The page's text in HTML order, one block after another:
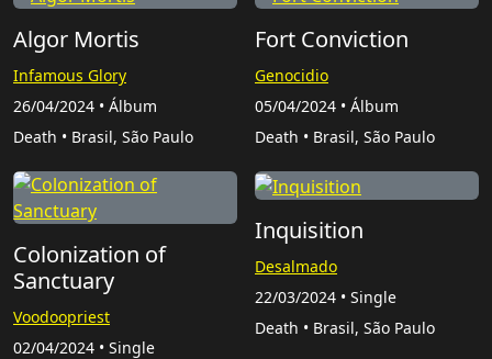
Algor Mortis
Infamous Glory
26/04/2024 • Álbum
Death • Brasil, São Paulo
Fort Conviction
Genocidio
05/04/2024 • Álbum
Death • Brasil, São Paulo
Colonization of
Sanctuary
Voodoopriest
02/04/2024 • Single
Inquisition
Desalmado
22/03/2024 • Single
Death • Brasil, São Paulo